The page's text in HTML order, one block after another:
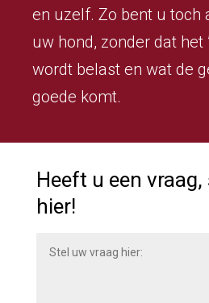
en uzelf. Zo bent u toch
uw hond, zonder dat het
wordt belast en wat de
goede komt.
Heeft u een
hier!